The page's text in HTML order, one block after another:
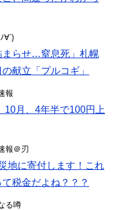
∀`)
まらせ…窒息死」札幌
献立「プルコギ」
報
月、4年半で100円上
報＠刃
地に寄付します！これ
税金だよね？？？
る噂